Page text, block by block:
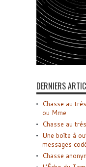
DERNIERS
Chasse au
ou Mme
Chasse au
Une boîte à
messages
Chasse